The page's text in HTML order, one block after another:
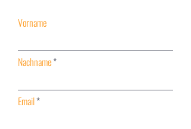
Vorname
Nachname
Email